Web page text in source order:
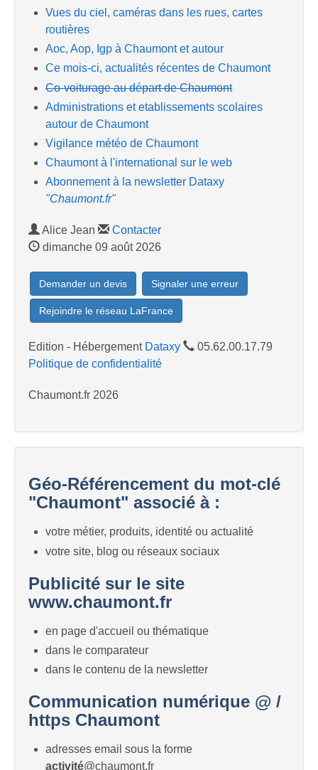
Vues du ciel, caméras dans les rues, cartes
routières
Aoc, Aop, Igp à Chaumont et autour
Ce mois-ci, actualités récentes de Chaumont
Co-voiturage au départ de Chaumont
Administrations et etablissements scolaires
autour de Chaumont
Vigilance météo de Chaumont
Chaumont à l'international sur le web
Abonnement à la newsletter Dataxy
"Chaumont.fr"
Alice Jean
Contacter
dimanche 09 août 2026
Demander un devis Signaler une erreur
Rejoindre le réseau LaFrance
Edition - Hébergement Dataxy
05.62.00.17.79
Politique de confidentialité
Chaumont.fr 2026
Géo-Référencement du mot-clé
"Chaumont" associé à :
votre métier, produits, identité ou actualité
votre site, blog ou réseaux sociaux
Publicité sur le site
www.chaumont.fr
en page d'accueil ou thématique
dans le comparateur
dans le contenu de la newsletter
Communication numérique @ /
https Chaumont
adresses email sous la forme
activité@chaumont.fr